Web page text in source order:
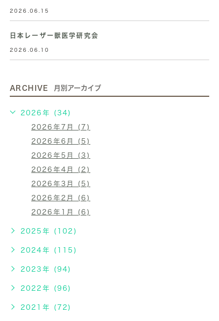
2026.06.15
日本レーザー獣医学研究会
2026.06.10
ARCHIVE 月別アーカイブ
2026年 (34)
2026年7月 (7)
2026年6月 (5)
2026年5月 (3)
2026年4月 (2)
2026年3月 (5)
2026年2月 (6)
2026年1月 (6)
2025年 (102)
2024年 (115)
2023年 (94)
2022年 (96)
2021年 (72)